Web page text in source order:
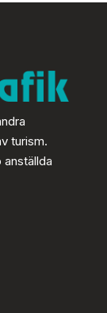
turism.
anställda